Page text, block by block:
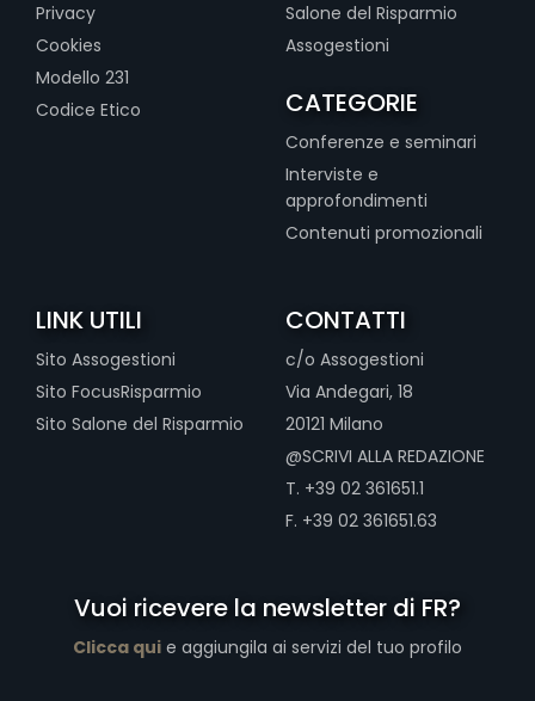
Privacy
Cookies
Modello 231
Codice Etico
Salone del Risparmio
Assogestioni
CATEGORIE
Conferenze e seminari
Interviste e
approfondimenti
Contenuti promozionali
LINK UTILI
Sito Assogestioni
Sito FocusRisparmio
Sito Salone del Risparmio
CONTATTI
c/o Assogestioni
Via Andegari, 18
20121 Milano
@SCRIVI ALLA REDAZIONE
T. +39 02 361651.1
F. +39 02 361651.63
Vuoi ricevere la newsletter di FR?
Clicca qui e aggiungila ai servizi del tuo profilo